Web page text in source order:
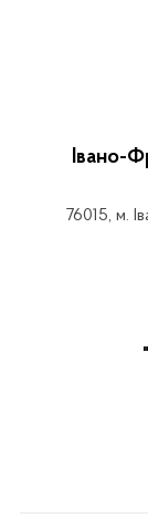
Івано-
76015, м.